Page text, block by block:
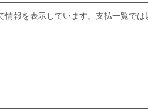
報を表示しています。支払一覧では